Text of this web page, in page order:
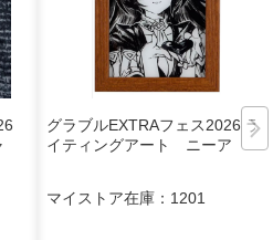
グラブルEXTRAフェス2026 ラ
イティングアート ニーア
マイストア在庫： 1201